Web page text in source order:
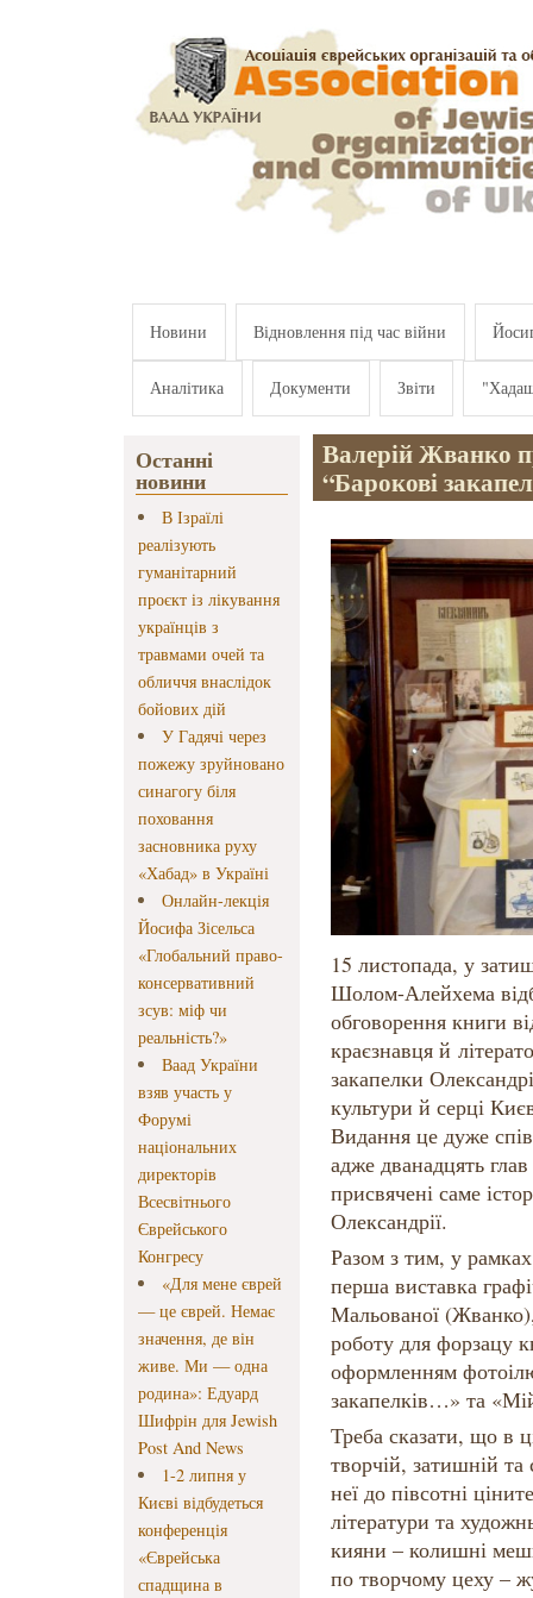
Новини Відновлення під час війни
Аналітика Документи Звіти
Останні
новини
В Ізраїлі
реалізують
гуманітарний
проєкт із лікування
українців з
травмами очей та
обличчя внаслідок
бойових дій
У Гадячі через
пожежу зруйновано
синагогу біля
поховання
засновника руху
«Хабад» в Україні
Онлайн-лекція
Йосифа Зісельса
«Глобальний право-
консервативний
зсув: міф чи
реальність?»
Ваад України
взяв участь у
Форумі
національних
директорів
Всесвітнього
Єврейського
Конгресу
«Для мене єврей
— це єврей. Немає
значення, де він
живе. Ми — одна
родина»: Едуард
Шифрін для Jewish
Post And News
1-2 липня у
Києві відбудеться
конференція
«Єврейська
спадщина в
Валерій Жванко
“Барокові
15 листопада, у
Шолом-Алейхема
обговорення книги
краєзнавця й
закапелки
культури й серці
Видання це дуже
адже дванадцять
присвячені саме
Олександрії.
Разом з тим, у рамках
перша виставка
Мальованої
роботу для форзацу
оформленням
закапелків…» та
Треба сказати, що в
творчій, затишній та
неї до півсотні
літератури та
кияни – колишні
по творчому цеху –